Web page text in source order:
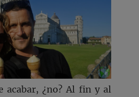
acabar, ¿no? Al fin y al